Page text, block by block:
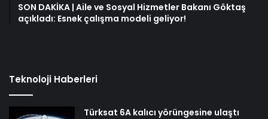
SON DAKİKA | Aile ve Sosyal Hizmetler Bakanı Göktaş
açıkladı: Esnek çalışma modeli geliyor!
Teknoloji Haberleri
Türksat 6A kalıcı yörüngesine ulaştı